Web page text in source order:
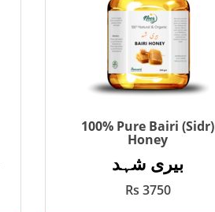
100% Pure Bairi (Sidr)
Honey
بیری شہد
Rs 3750